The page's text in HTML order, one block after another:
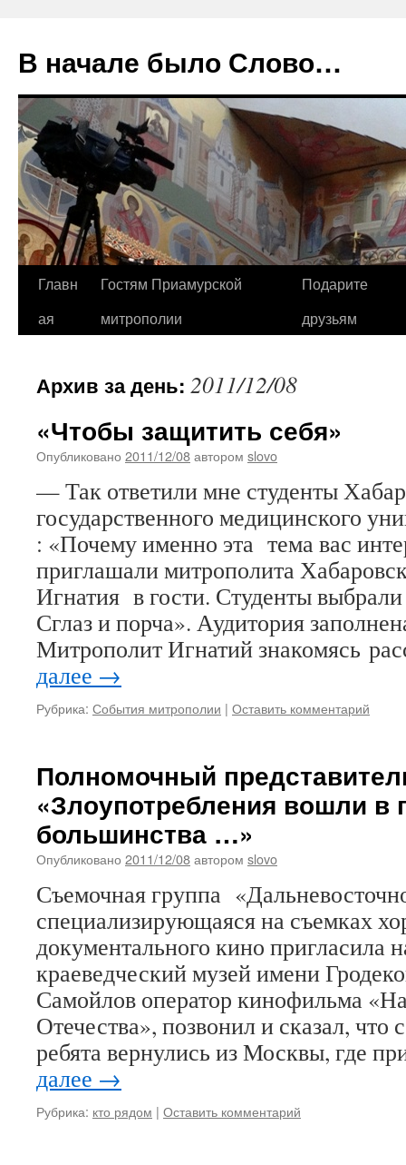
В начале было Слово…
Перейти
Главн
ая
Гостям Приамурской
митрополии
Подарите
друзьям
Архив за день: 2011/12/08
«Чтобы защитить себя»
Опубликовано 2011/12/08автором slovo
— Так ответили мне студенты
государственного медицинского
: «Почему именно эта тема вас
приглашали митрополита
Игнатия в гости. Студенты выбрали
Сглаз и порча». Аудитория
Митрополит Игнатий знакомясь
далее →
Рубрика: События митрополии | Оставить комментарий
Полномочный
«Злоупотребления вошли в
большинства …»
Опубликовано 2011/12/08автором slovo
Съемочная группа
специализирующаяся на съемках
документального кино пригласила
краеведческий музей имени
Самойлов оператор кинофильма
Отечества», позвонил и сказал, что
ребята вернулись из Москвы, где
далее →
Рубрика: кто рядом | Оставить комментарий